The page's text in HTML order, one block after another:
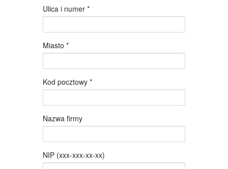
Ulica i numer *
Miasto *
Kod pocztowy *
Nazwa firmy
NIP (xxx-xxx-xx-xx)